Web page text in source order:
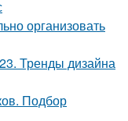
организовать
Тренды дизайна
Подбор